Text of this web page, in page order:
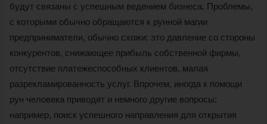
будут связаны с успешным ведением бизнеса. Проблемы,
с которыми обычно обращаются к рунной магии
предприниматели, обычно схожи: это давление со стороны
конкурентов, снижающее прибыль собственной фирмы,
отсутствие платежеспособных клиентов, малая
разрекламированность услуг. Впрочем, иногда к помощи
рун человека приводят и немного другие вопросы:
например, поиск успешного направления для открытия